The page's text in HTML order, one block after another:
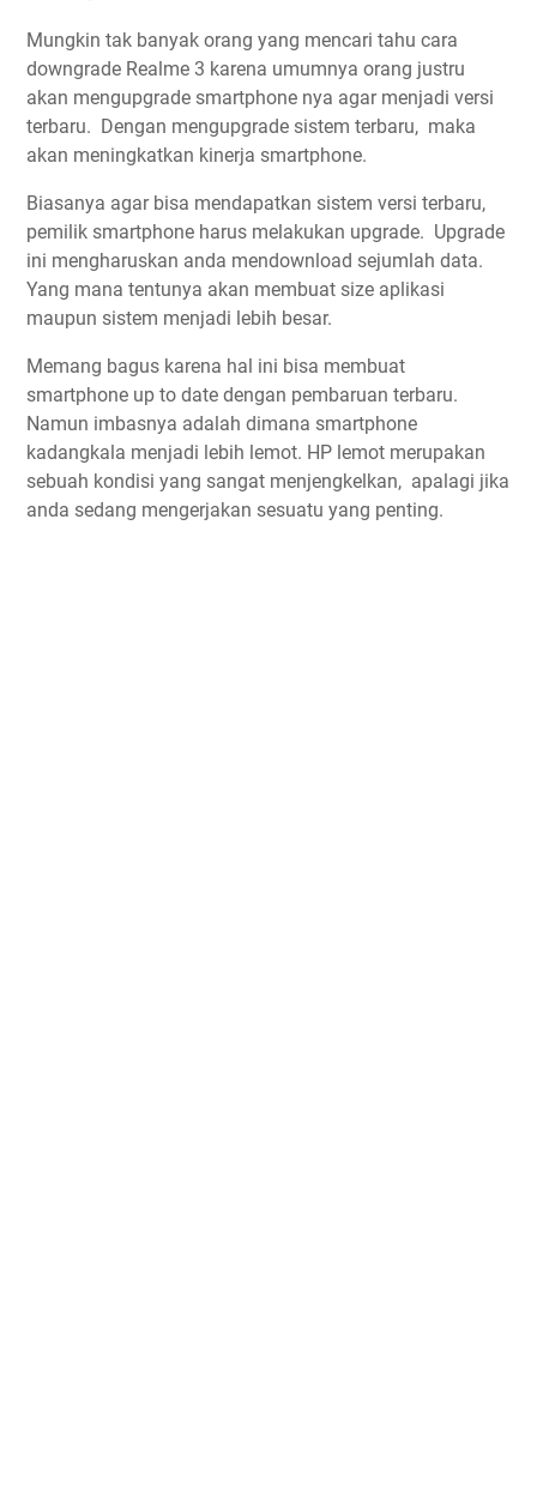
Mungkin tak banyak orang yang mencari tahu cara
downgrade Realme 3 karena umumnya orang justru
akan mengupgrade smartphone nya agar menjadi versi
terbaru. Dengan mengupgrade sistem terbaru, maka
akan meningkatkan kinerja smartphone.
Biasanya agar bisa mendapatkan sistem versi terbaru,
pemilik smartphone harus melakukan upgrade. Upgrade
ini mengharuskan anda mendownload sejumlah data.
Yang mana tentunya akan membuat size aplikasi
maupun sistem menjadi lebih besar.
Memang bagus karena hal ini bisa membuat
smartphone up to date dengan pembaruan terbaru.
Namun imbasnya adalah dimana smartphone
kadangkala menjadi lebih lemot. HP lemot merupakan
sebuah kondisi yang sangat menjengkelkan, apalagi jika
anda sedang mengerjakan sesuatu yang penting.